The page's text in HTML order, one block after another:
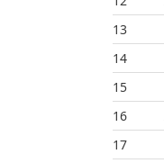
13
14
15
16
17